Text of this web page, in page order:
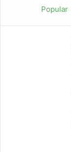
Popular